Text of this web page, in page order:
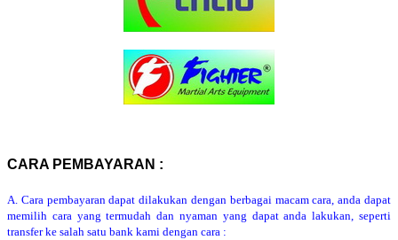
CARA PEMBAYARAN :
A. Cara pembayaran dapat dilakukan dengan berbagai macam cara, anda dapat
memilih cara yang termudah dan nyaman yang dapat anda lakukan, seperti
transfer ke salah satu bank kami dengan cara :